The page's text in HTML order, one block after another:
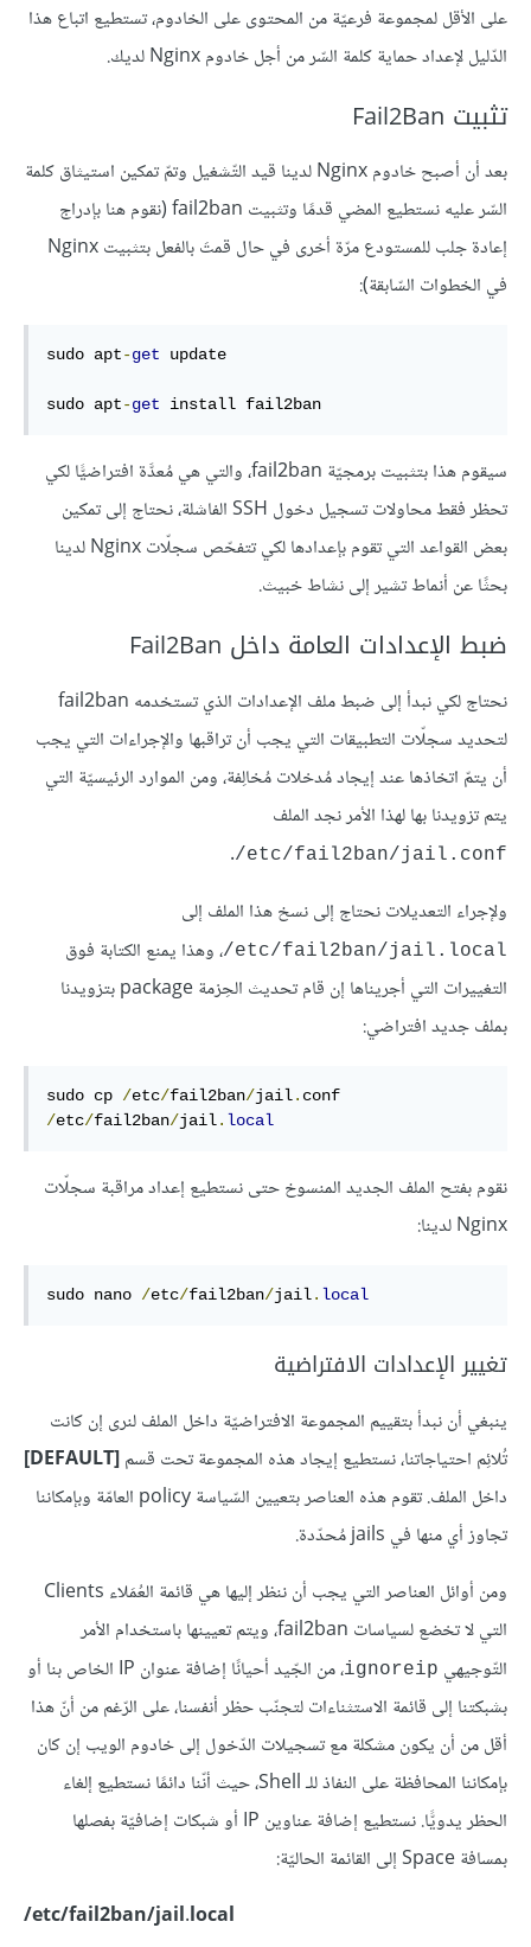
على الأقل لمجموعة فرعيّة من المحتوى على الخادوم، تستطيع اتباع هذا
الدّليل لإعداد حماية كلمة السّر من أجل خادوم Nginx لديك.
تثبيت Fail2Ban
بعد أن أصبح خادوم Nginx لدينا قيد التّشغيل وتمّ تمكين استيثاق كلمة
السّر عليه نستطيع المضي قدمًا وتثبيت fail2ban (نقوم هنا بإدراج
إعادة جلب للمستودع مرّة أخرى في حال قمتَ بالفعل بتثبيت Nginx
في الخطوات السّابقة):
sudo apt-get update
sudo apt-get install fail2ban
سيقوم هذا بتثبيت برمجيّة fail2ban، والتي هي مُعدَّة افتراضيًّا لكي
تحظر فقط محاولات تسجيل دخول SSH الفاشلة، نحتاج إلى تمكين
بعض القواعد التي تقوم بإعدادها لكي تتفحّص سجلّات Nginx لدينا
بحثًا عن أنماط تشير إلى نشاط خبيث.
ضبط الإعدادات العامة داخل Fail2Ban
نحتاج لكي نبدأ إلى ضبط ملف الإعدادات الذي تستخدمه fail2ban
لتحديد سجلّات التطبيقات التي يجب أن تراقبها والإجراءات التي يجب
أن يتمّ اتخاذها عند إيجاد مُدخلات مُخالِفة، ومن الموارد الرئيسيّة التي
يتم تزويدنا بها لهذا الأمر نجد الملف
etc/fail2ban/jail.conf/
.
ولإجراء التعديلات نحتاج إلى نسخ هذا الملف إلى
etc/fail2ban/jail.local/
، وهذا يمنع الكتابة فوق
التغييرات التي أجريناها إن قام تحديث الحِزمة package بتزويدنا
بملف جديد افتراضي:
sudo cp /etc/fail2ban/jail.
/etc/fail2ban/jail. local
نقوم بفتح الملف الجديد المنسوخ حتى نستطيع إعداد مراقبة سجلّات
Nginx لدينا:
sudo nano /etc/fail2ban/jail. local
تغيير الإعدادات الافتراضية
ينبغي أن نبدأ بتقييم المجموعة الافتراضيّة داخل الملف لنرى إن كانت
تُلائِم احتياجاتنا، نستطيع إيجاد هذه المجموعة تحت قسم[DEFAULT]
داخل الملف. تقوم هذه العناصر بتعيين السّياسة policy العامّة وبإمكاننا
تجاوز أي منها في jails مُحدّدة.
ومن أوائل العناصر التي يجب أن ننظر إليها هي قائمة العُمَلاء Clients
التي لا تخضع لسياسات fail2ban، ويتم تعيينها باستخدام الأمر
التّوجيهي ignoreip
، من الجّيد أحيانًا إضافة عنوان IP الخاص بنا أو
بشبكتنا إلى قائمة الاستثناءات لتجنّب حظر أنفسنا، على الرّغم من أنّ هذا
أقل من أن يكون مشكلة مع تسجيلات الدّخول إلى خادوم الويب إن كان
بإمكاننا المحافظة على النفاذ للـ Shell، حيث أنّنا دائمًا نستطيع إلغاء
الحظر يدويًّا. نستطيع إضافة عناوين IP أو شبكات إضافيّة بفصلها
بمسافة Space إلى القائمة الحاليّة:
etc/fail2ban/jail.local/